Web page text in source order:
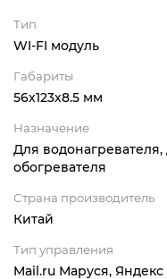
Тип
WI-FI модуль
Габариты
56х123х8.5 мм
Назначение
Для
обогревателя
Страна производитель
Китай
Тип управления
Mail.ru Маруся,